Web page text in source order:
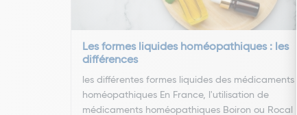
Les formes liquides homéopathiques : les
différences
les différentes formes liquides des médicaments
homéopathiques En France, l'utilisation de
médicaments homéopathiques Boiron ou Rocal